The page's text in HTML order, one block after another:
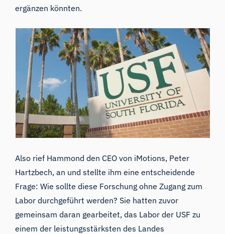
ergänzen könnten.
Also rief Hammond den CEO von iMotions, Peter
Hartzbech, an und stellte ihm eine entscheidende
Frage: Wie sollte diese Forschung ohne Zugang zum
Labor durchgeführt werden? Sie hatten zuvor
gemeinsam daran gearbeitet, das Labor der USF zu
einem der leistungsstärksten des Landes